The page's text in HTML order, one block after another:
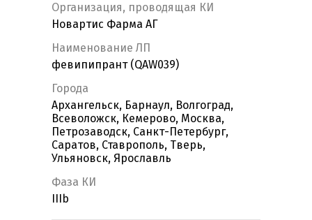
Организация, проводящая КИ
Новартис Фарма АГ
Наименование ЛП
февипипрант (QAW039)
Города
Архангельск, Барнаул, Волгоград,
Всеволожск, Кемерово, Москва,
Петрозаводск, Санкт-Петербург,
Саратов, Ставрополь, Тверь,
Ульяновск, Ярославль
Фаза КИ
IIIb